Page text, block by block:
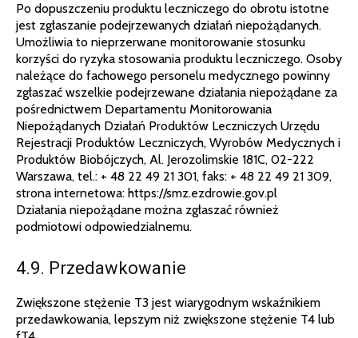
Po dopuszczeniu produktu leczniczego do obrotu istotne
jest zgłaszanie podejrzewanych działań niepożądanych.
Umożliwia to nieprzerwane monitorowanie stosunku
korzyści do ryzyka stosowania produktu leczniczego. Osoby
należące do fachowego personelu medycznego powinny
zgłaszać wszelkie podejrzewane działania niepożądane za
pośrednictwem Departamentu Monitorowania
Niepożądanych Działań Produktów Leczniczych Urzędu
Rejestracji Produktów Leczniczych, Wyrobów Medycznych i
Produktów Biobójczych, Al. Jerozolimskie 181C, 02-222
Warszawa, tel.: + 48 22 49 21 301, faks: + 48 22 49 21 309,
strona internetowa: https://smz.ezdrowie.gov.pl
Działania niepożądane można zgłaszać również
podmiotowi odpowiedzialnemu.
4.9. Przedawkowanie
Zwiększone stężenie T3 jest wiarygodnym wskaźnikiem
przedawkowania, lepszym niż zwiększone stężenie T4 lub